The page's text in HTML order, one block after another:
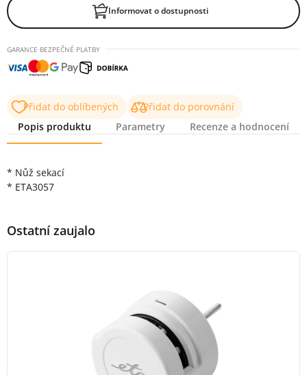
Informovat o dostupnosti
GARANCE BEZPEČNÉ PLATBY
Přidat do oblíbených
Přidat do porovnání
Popis produktu
Parametry Recenze a hodnocení
* Nůž sekací
* ETA3057
Ostatní zaujalo